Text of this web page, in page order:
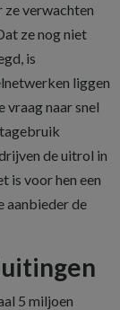
verwachten
ze nog niet
is
liggen
vraag naar snel
de uitrol in
is voor hen een
aanbieder de
5 miljoen